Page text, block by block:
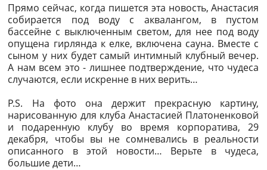
Прямо сейчас, когда пишется эта новость, Анастасия
собирается под воду с аквалангом, в пустом
бассейне с выключенным светом, для нее под воду
опущена гирлянда к елке, включена сауна. Вместе с
сыном у них будет самый интимный клубный вечер.
А нам всем это - лишнее подтверждение, что чудеса
случаются, если искренне в них верить…
P.S. На фото она держит прекрасную картину,
нарисованную для клуба Анастасией Платоненковой
и подаренную клубу во время корпоратива, 29
декабря, чтобы вы не сомневались в реальности
описанного в этой новости… Верьте в чудеса,
большие дети…